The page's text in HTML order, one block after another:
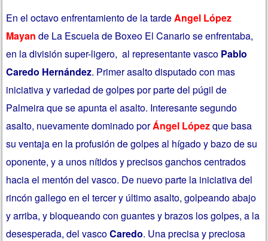
En el octavo enfrentamiento de la tarde Angel López
Mayan de La Escuela de Boxeo El Canario se enfrentaba,
en la división super-ligero, al representante vasco Pablo
Caredo Hernández. Primer asalto disputado con mas
iniciativa y variedad de golpes por parte del púgil de
Palmeira que se apunta el asalto. Interesante segundo
asalto, nuevamente dominado porÁngel Lópezque basa
su ventaja en la profusión de golpes al hígado y bazo de su
oponente, y a unos nítidos y precisos ganchos centrados
hacia el mentón del vasco. De nuevo parte la iniciativa del
rincón gallego en el tercer y último asalto, golpeando abajo
y arriba, y bloqueando con guantes y brazos los golpes, a la
desesperada, del vascoCaredo. Una precisa y preciosa